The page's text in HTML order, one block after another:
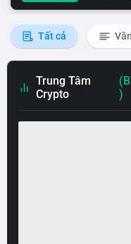
Tất cả
Trung Tâm
Crypto
)